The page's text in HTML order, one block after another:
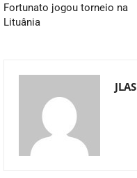
Fortunato jogou torneio na
Lituânia
JLAS